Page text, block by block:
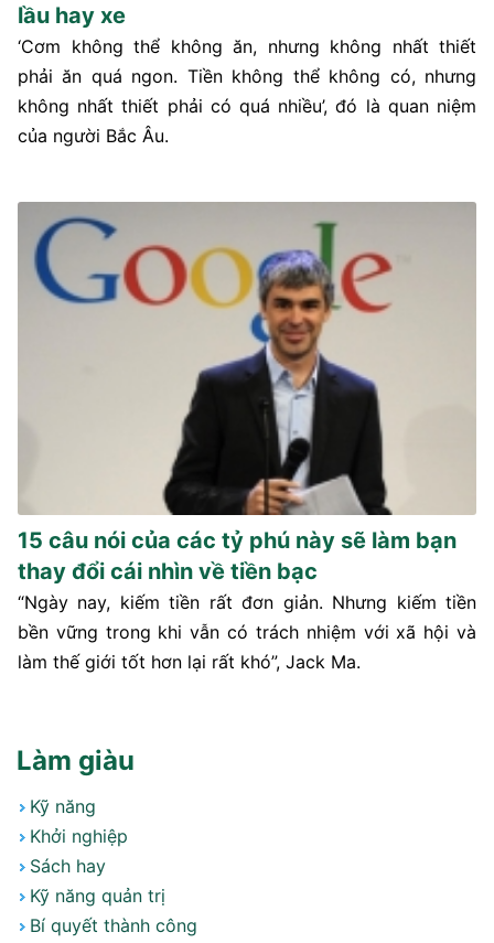
lầu hay xe
‘Cơm không thể không ăn, nhưng không nhất thiết
phải ăn quá ngon. Tiền không thể không có, nhưng
không nhất thiết phải có quá nhiều’, đó là quan niệm
của người Bắc Âu.
15 câu nói của các tỷ phú này sẽ làm bạn
thay đổi cái nhìn về tiền bạc
“Ngày nay, kiếm tiền rất đơn giản. Nhưng kiếm tiền
bền vững trong khi vẫn có trách nhiệm với xã hội và
làm thế giới tốt hơn lại rất khó”, Jack Ma.
Làm giàu
Kỹ năng
Khởi nghiệp
Sách hay
Kỹ năng quản trị
Bí quyết thành công